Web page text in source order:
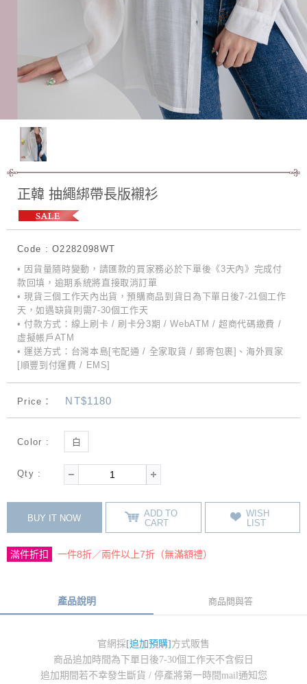
正韓 抽繩綁帶長版襯衫
Code : O2282098WT
• 因貨量隨時變動，請匯款的買家務必於下單後《3天內》完成付
款回填，逾期系統將直接取消訂單
• 現貨三個工作天內出貨，預購商品到貨日為下單日後7-21個工作
天，如遇缺貨則需7-30個工作天
• 付款方式：線上刷卡 / 刷卡分3期 / WebATM / 超商代碼繳費 /
虛擬帳戶ATM
• 運送方式：台灣本島[宅配通 / 全家取貨 / 郵寄包裹]、海外買家
[順豐到付運費 / EMS]
Price： NT$1180
Color : 白
Qty :
BUY IT NOW
ADD TO
CART
WISH
LIST
滿件折扣 一件8折／兩件以上7折（無滿額禮）
產品說明 商品問與答
官網採 [追加預購] 方式販售
商品追加時間為下單日後7-30個工作天不含假日
追加期間若不幸發生斷貨 / 停產將第一時間mail通知您